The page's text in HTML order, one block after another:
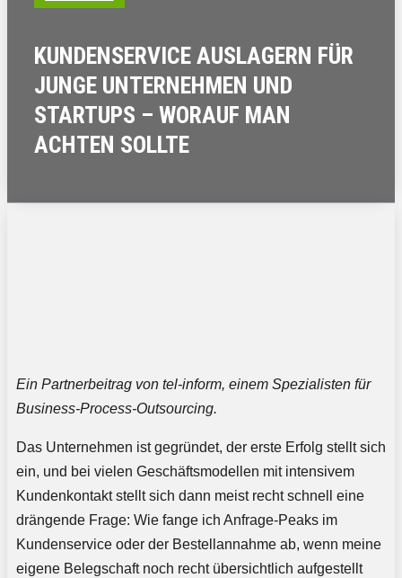
KUNDENSERVICE AUSLAGERN FÜR
JUNGE UNTERNEHMEN UND
STARTUPS – WORAUF MAN
ACHTEN SOLLTE
Ein Partnerbeitrag von tel-inform, einem Spezialisten für
Business-Process-Outsourcing.
Das Unternehmen ist gegründet, der erste Erfolg stellt sich
ein, und bei vielen Geschäftsmodellen mit intensivem
Kundenkontakt stellt sich dann meist recht schnell eine
drängende Frage: Wie fange ich Anfrage-Peaks im
Kundenservice oder der Bestellannahme ab, wenn meine
eigene Belegschaft noch recht übersichtlich aufgestellt